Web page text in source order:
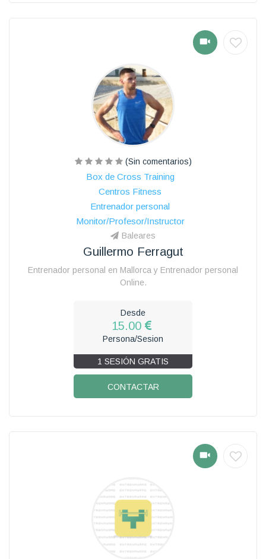
(Sin comentarios)
Box de Cross Training
Centros Fitness
Entrenador personal
Monitor/Profesor/Instructor
Baleares
Guillermo Ferragut
Entrenador personal en Mallorca y Entrenador personal
Online.
Desde
15.00
Persona/Sesion
1 SESIÓN GRATIS
CONTACTAR